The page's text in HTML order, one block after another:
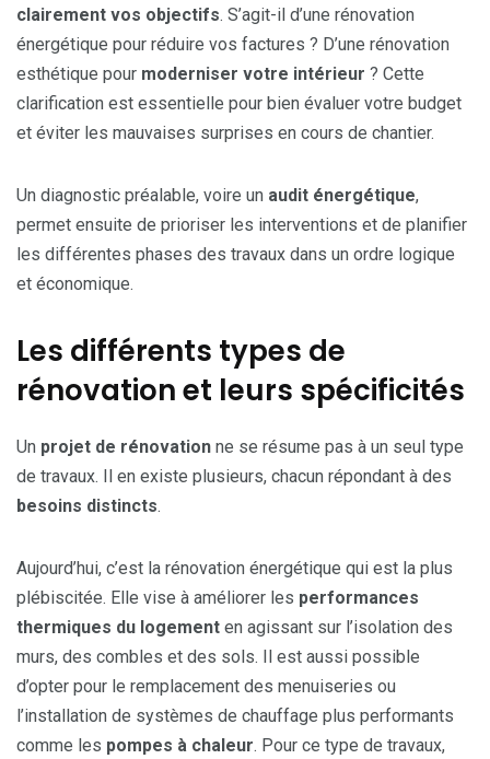
clairement vos objectifs. S’agit-il d’une rénovation
énergétique pour réduire vos factures ? D’une rénovation
esthétique pour moderniser votre intérieur ? Cette
clarification est essentielle pour bien évaluer votre budget
et éviter les mauvaises surprises en cours de chantier.
Un diagnostic préalable, voire un audit énergétique,
permet ensuite de prioriser les interventions et de planifier
les différentes phases des travaux dans un ordre logique
et économique.
Les différents types de
rénovation et leurs spécificités
Un projet de rénovation ne se résume pas à un seul type
de travaux. Il en existe plusieurs, chacun répondant à des
besoins distincts.
Aujourd’hui, c’est la rénovation énergétique qui est la plus
plébiscitée. Elle vise à améliorer les performances
thermiques du logement en agissant sur l’isolation des
murs, des combles et des sols. Il est aussi possible
d’opter pour le remplacement des menuiseries ou
l’installation de systèmes de chauffage plus performants
comme les pompes à chaleur. Pour ce type de travaux,